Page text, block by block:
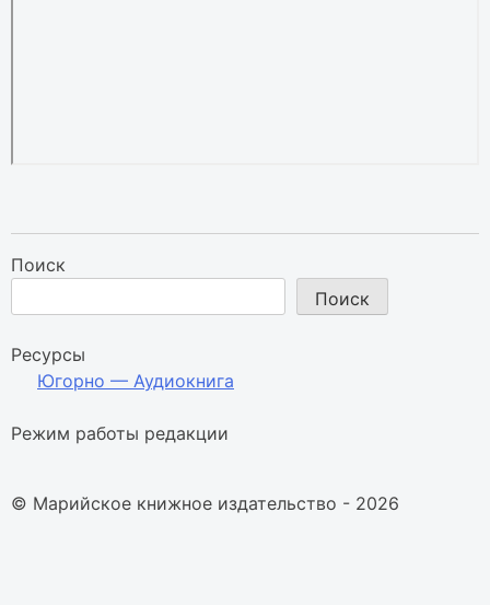
Поиск
Поиск
Ресурсы
Югорно — Аудиокнига
Режим работы редакции
© Марийское книжное издательство - 2026